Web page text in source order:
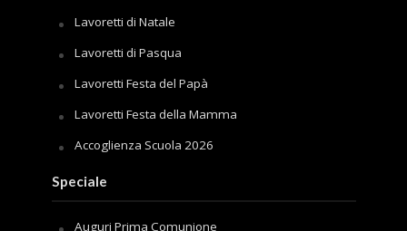
Lavoretti di Natale
Lavoretti di Pasqua
Lavoretti Festa del Papà
Lavoretti Festa della Mamma
Accoglienza Scuola 2026
Speciale
Auguri Prima Comunione